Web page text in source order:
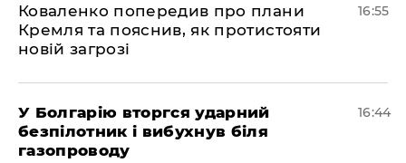
Коваленко попередив про плани
Кремля та пояснив, як протистояти
новій загрозі
16:55
У Болгарію вторгся ударний
безпілотник і вибухнув біля
газопроводу
16:44